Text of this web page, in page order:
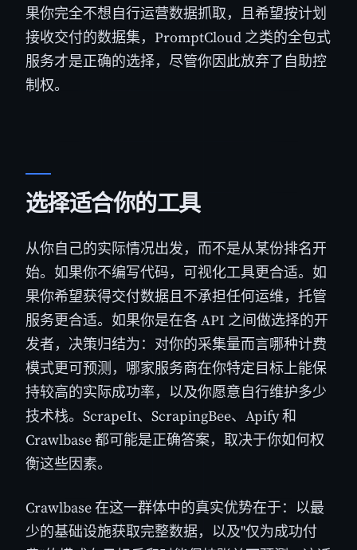
果你完全不想自行运营数据抓取，且希望按计划
接收交付的数据集，PromptCloud 之类的全包式
服务才是正确的选择，尽管你因此放弃了自助控
制权。
选择适合你的工具
从你自己的实际情况出发，而不是从某份排名开
始。如果你不编写代码，可视化工具更合适。如
果你希望获得交付数据且不承担任何运维，托管
服务更合适。如果你是在各 API 之间做选择的开
发者，决策归结为：对你的采集量而言哪种计费
模式更可预测，哪家服务商在你特定目标上能保
持较高的实际成功率，以及你愿意自行维护多少
技术栈。ScrapeIt、ScrapingBee、Apify 和
Crawlbase 都可能是正确答案，取决于你如何权
衡这些因素。
Crawlbase 在这一群体中的真实优势在于：以最
少的基础设施获取完整数据，以及"仅为成功付